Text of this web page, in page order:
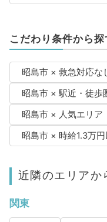
こだわり条件から探
昭島市 × 救急対応な
昭島市 × 駅近・徒歩
昭島市 × 人気エリア
昭島市 × 時給1.3万円
近隣のエリアか
関東